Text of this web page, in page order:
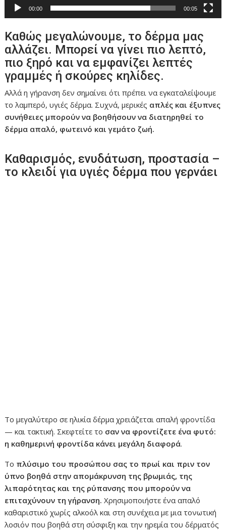
00:00 00:05
Καθώς μεγαλώνουμε, το δέρμα μας
αλλάζει. Μπορεί να γίνει πιο λεπτό,
πιο ξηρό και να εμφανίζει λεπτές
γραμμές ή σκούρες κηλίδες.
Αλλά η γήρανση δεν σημαίνει ότι πρέπει να εγκαταλείψουμε
το λαμπερό, υγιές δέρμα. Συχνά, μερικές απλές και έξυπνες
συνήθειες μπορούν να βοηθήσουν να διατηρηθεί το
δέρμα απαλό, φωτεινό και γεμάτο ζωή.
Καθαρισμός, ενυδάτωση, προστασία –
το κλειδί για υγιές δέρμα που γερνάει
Το μεγαλύτερο σε ηλικία δέρμα χρειάζεται απαλή φροντίδα
— και τακτική. Σκεφτείτε το σαν να φροντίζετε ένα φυτό:
η καθημερινή φροντίδα κάνει μεγάλη διαφορά.
Το πλύσιμο του προσώπου σας το πρωί και πριν τον
ύπνο βοηθά στην απομάκρυνση της βρωμιάς, της
λιπαρότητας και της ρύπανσης που μπορούν να
επιταχύνουν τη γήρανση. Χρησιμοποιήστε ένα απαλό
καθαριστικό χωρίς αλκοόλ και στη συνέχεια με μια τονωτική
λοσιόν που βοηθά στη σύσφιξη και την ηρεμία του δέρματός